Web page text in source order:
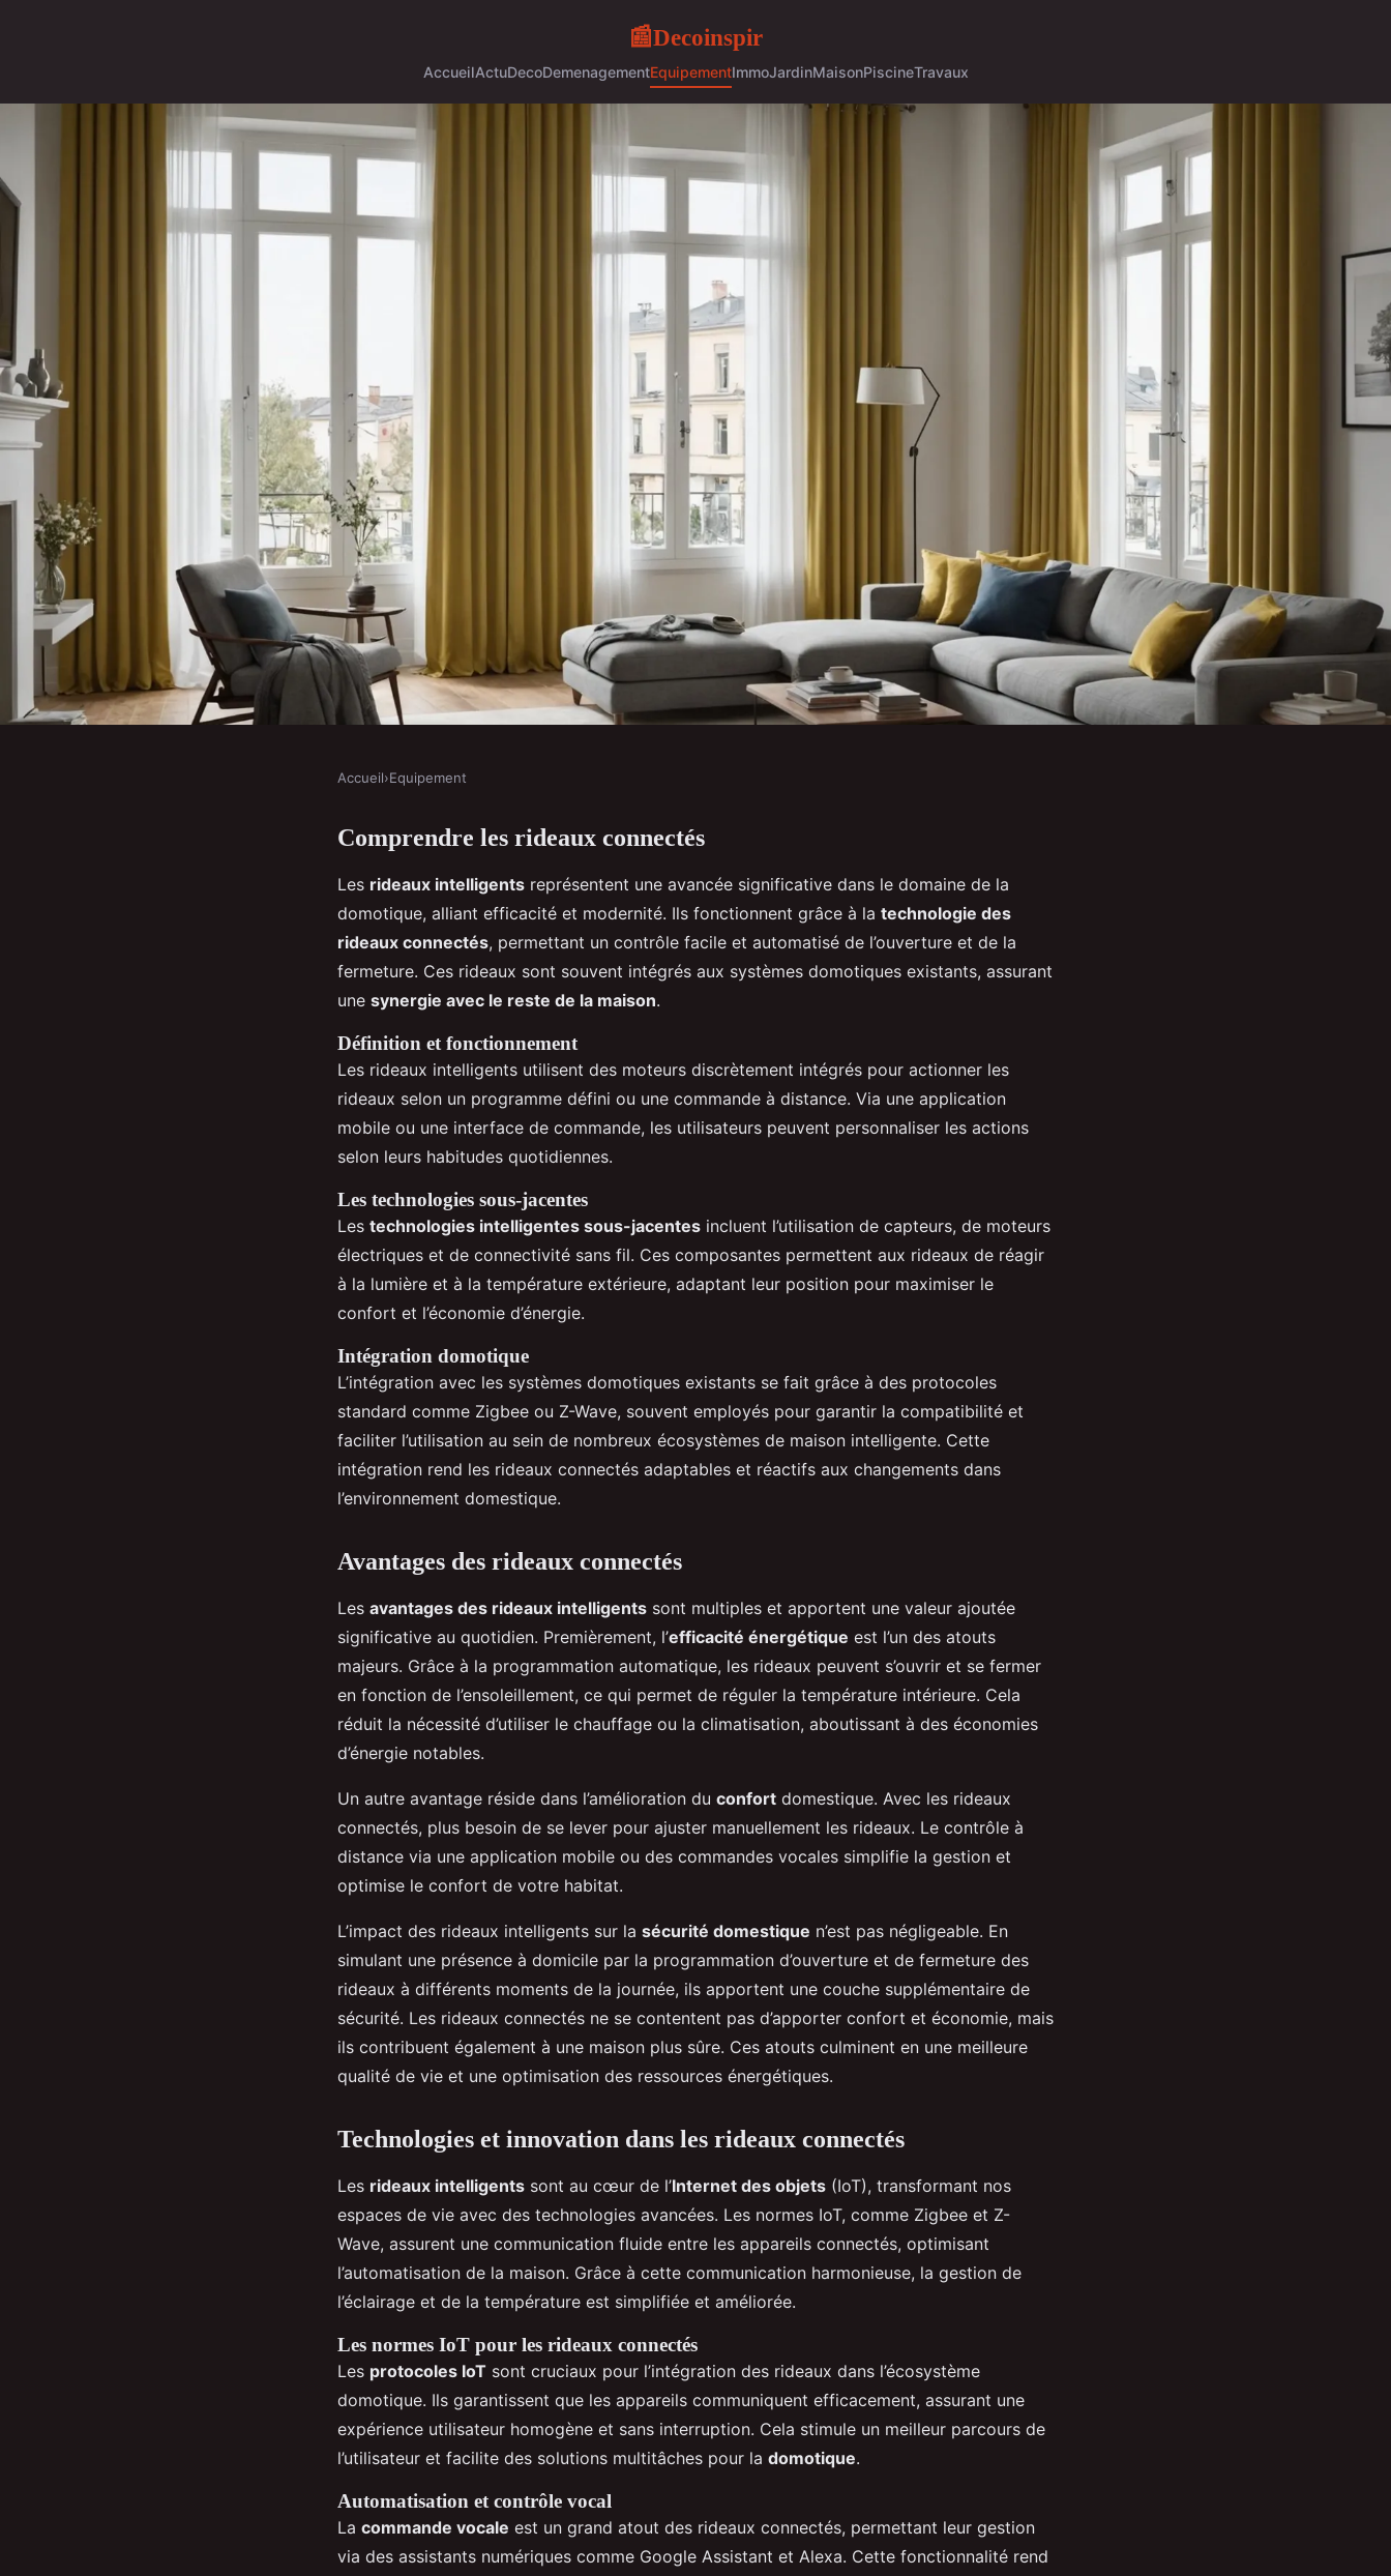
📰Decoinspir
AccueilActuDecoDemenagementEquipementImmoJardinMaisonPiscineTravaux
Les rideaux connectés : technologie et
Accueil›Equipement
Comprendre les rideaux connectés
Les rideaux intelligents représentent une avancée significative dans le domaine de la
domotique, alliant efficacité et modernité. Ils fonctionnent grâce à la technologie des
rideaux connectés, permettant un contrôle facile et automatisé de l’ouverture et de la
fermeture. Ces rideaux sont souvent intégrés aux systèmes domotiques existants, assurant
une synergie avec le reste de la maison.
Définition et fonctionnement
Les rideaux intelligents utilisent des moteurs discrètement intégrés pour actionner les
rideaux selon un programme défini ou une commande à distance. Via une application
mobile ou une interface de commande, les utilisateurs peuvent personnaliser les actions
selon leurs habitudes quotidiennes.
Les technologies sous-jacentes
Les technologies intelligentes sous-jacentes incluent l’utilisation de capteurs, de moteurs
électriques et de connectivité sans fil. Ces composantes permettent aux rideaux de réagir
à la lumière et à la température extérieure, adaptant leur position pour maximiser le
confort et l’économie d’énergie.
Intégration domotique
L’intégration avec les systèmes domotiques existants se fait grâce à des protocoles
standard comme Zigbee ou Z-Wave, souvent employés pour garantir la compatibilité et
faciliter l’utilisation au sein de nombreux écosystèmes de maison intelligente. Cette
intégration rend les rideaux connectés adaptables et réactifs aux changements dans
l’environnement domestique.
Avantages des rideaux connectés
Les avantages des rideaux intelligents sont multiples et apportent une valeur ajoutée
significative au quotidien. Premièrement, l’efficacité énergétique est l’un des atouts
majeurs. Grâce à la programmation automatique, les rideaux peuvent s’ouvrir et se fermer
en fonction de l’ensoleillement, ce qui permet de réguler la température intérieure. Cela
réduit la nécessité d’utiliser le chauffage ou la climatisation, aboutissant à des économies
d’énergie notables.
Un autre avantage réside dans l’amélioration du confort domestique. Avec les rideaux
connectés, plus besoin de se lever pour ajuster manuellement les rideaux. Le contrôle à
distance via une application mobile ou des commandes vocales simplifie la gestion et
optimise le confort de votre habitat.
L’impact des rideaux intelligents sur la sécurité domestique n’est pas négligeable. En
simulant une présence à domicile par la programmation d’ouverture et de fermeture des
rideaux à différents moments de la journée, ils apportent une couche supplémentaire de
sécurité. Les rideaux connectés ne se contentent pas d’apporter confort et économie, mais
ils contribuent également à une maison plus sûre. Ces atouts culminent en une meilleure
qualité de vie et une optimisation des ressources énergétiques.
Technologies et innovation dans les rideaux connectés
Les rideaux intelligents sont au cœur de l’Internet des objets (IoT), transformant nos
espaces de vie avec des technologies avancées. Les normes IoT, comme Zigbee et Z-
Wave, assurent une communication fluide entre les appareils connectés, optimisant
l’automatisation de la maison. Grâce à cette communication harmonieuse, la gestion de
l’éclairage et de la température est simplifiée et améliorée.
Les normes IoT pour les rideaux connectés
Les protocoles IoT sont cruciaux pour l’intégration des rideaux dans l’écosystème
domotique. Ils garantissent que les appareils communiquent efficacement, assurant une
expérience utilisateur homogène et sans interruption. Cela stimule un meilleur parcours de
l’utilisateur et facilite des solutions multitâches pour la domotique.
Automatisation et contrôle vocal
La commande vocale est un grand atout des rideaux connectés, permettant leur gestion
via des assistants numériques comme Google Assistant et Alexa. Cette fonctionnalité rend